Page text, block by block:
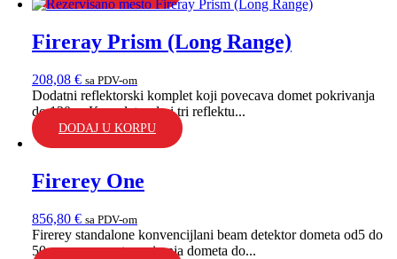
Fireray Prism (Long Range)
208,08 € sa PDV-om
Dodatni reflektorski komplet koji povecava domet pokrivanja
do 120m. Komplet sadrzi tri reflektu...
DODAJ U KORPU
Firerey One
856,80 € sa PDV-om
Firerey standalone konvencijlani beam detektor dometa od5 do
50m, mogucnost prosirenja dometa do...